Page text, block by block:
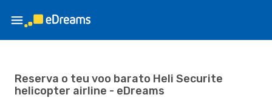
Reserva o teu voo barato Heli Securite
helicopter airline - eDreams